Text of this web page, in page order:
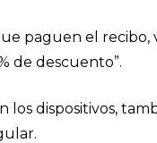
paguen el
de descuento”.
dispositivos,